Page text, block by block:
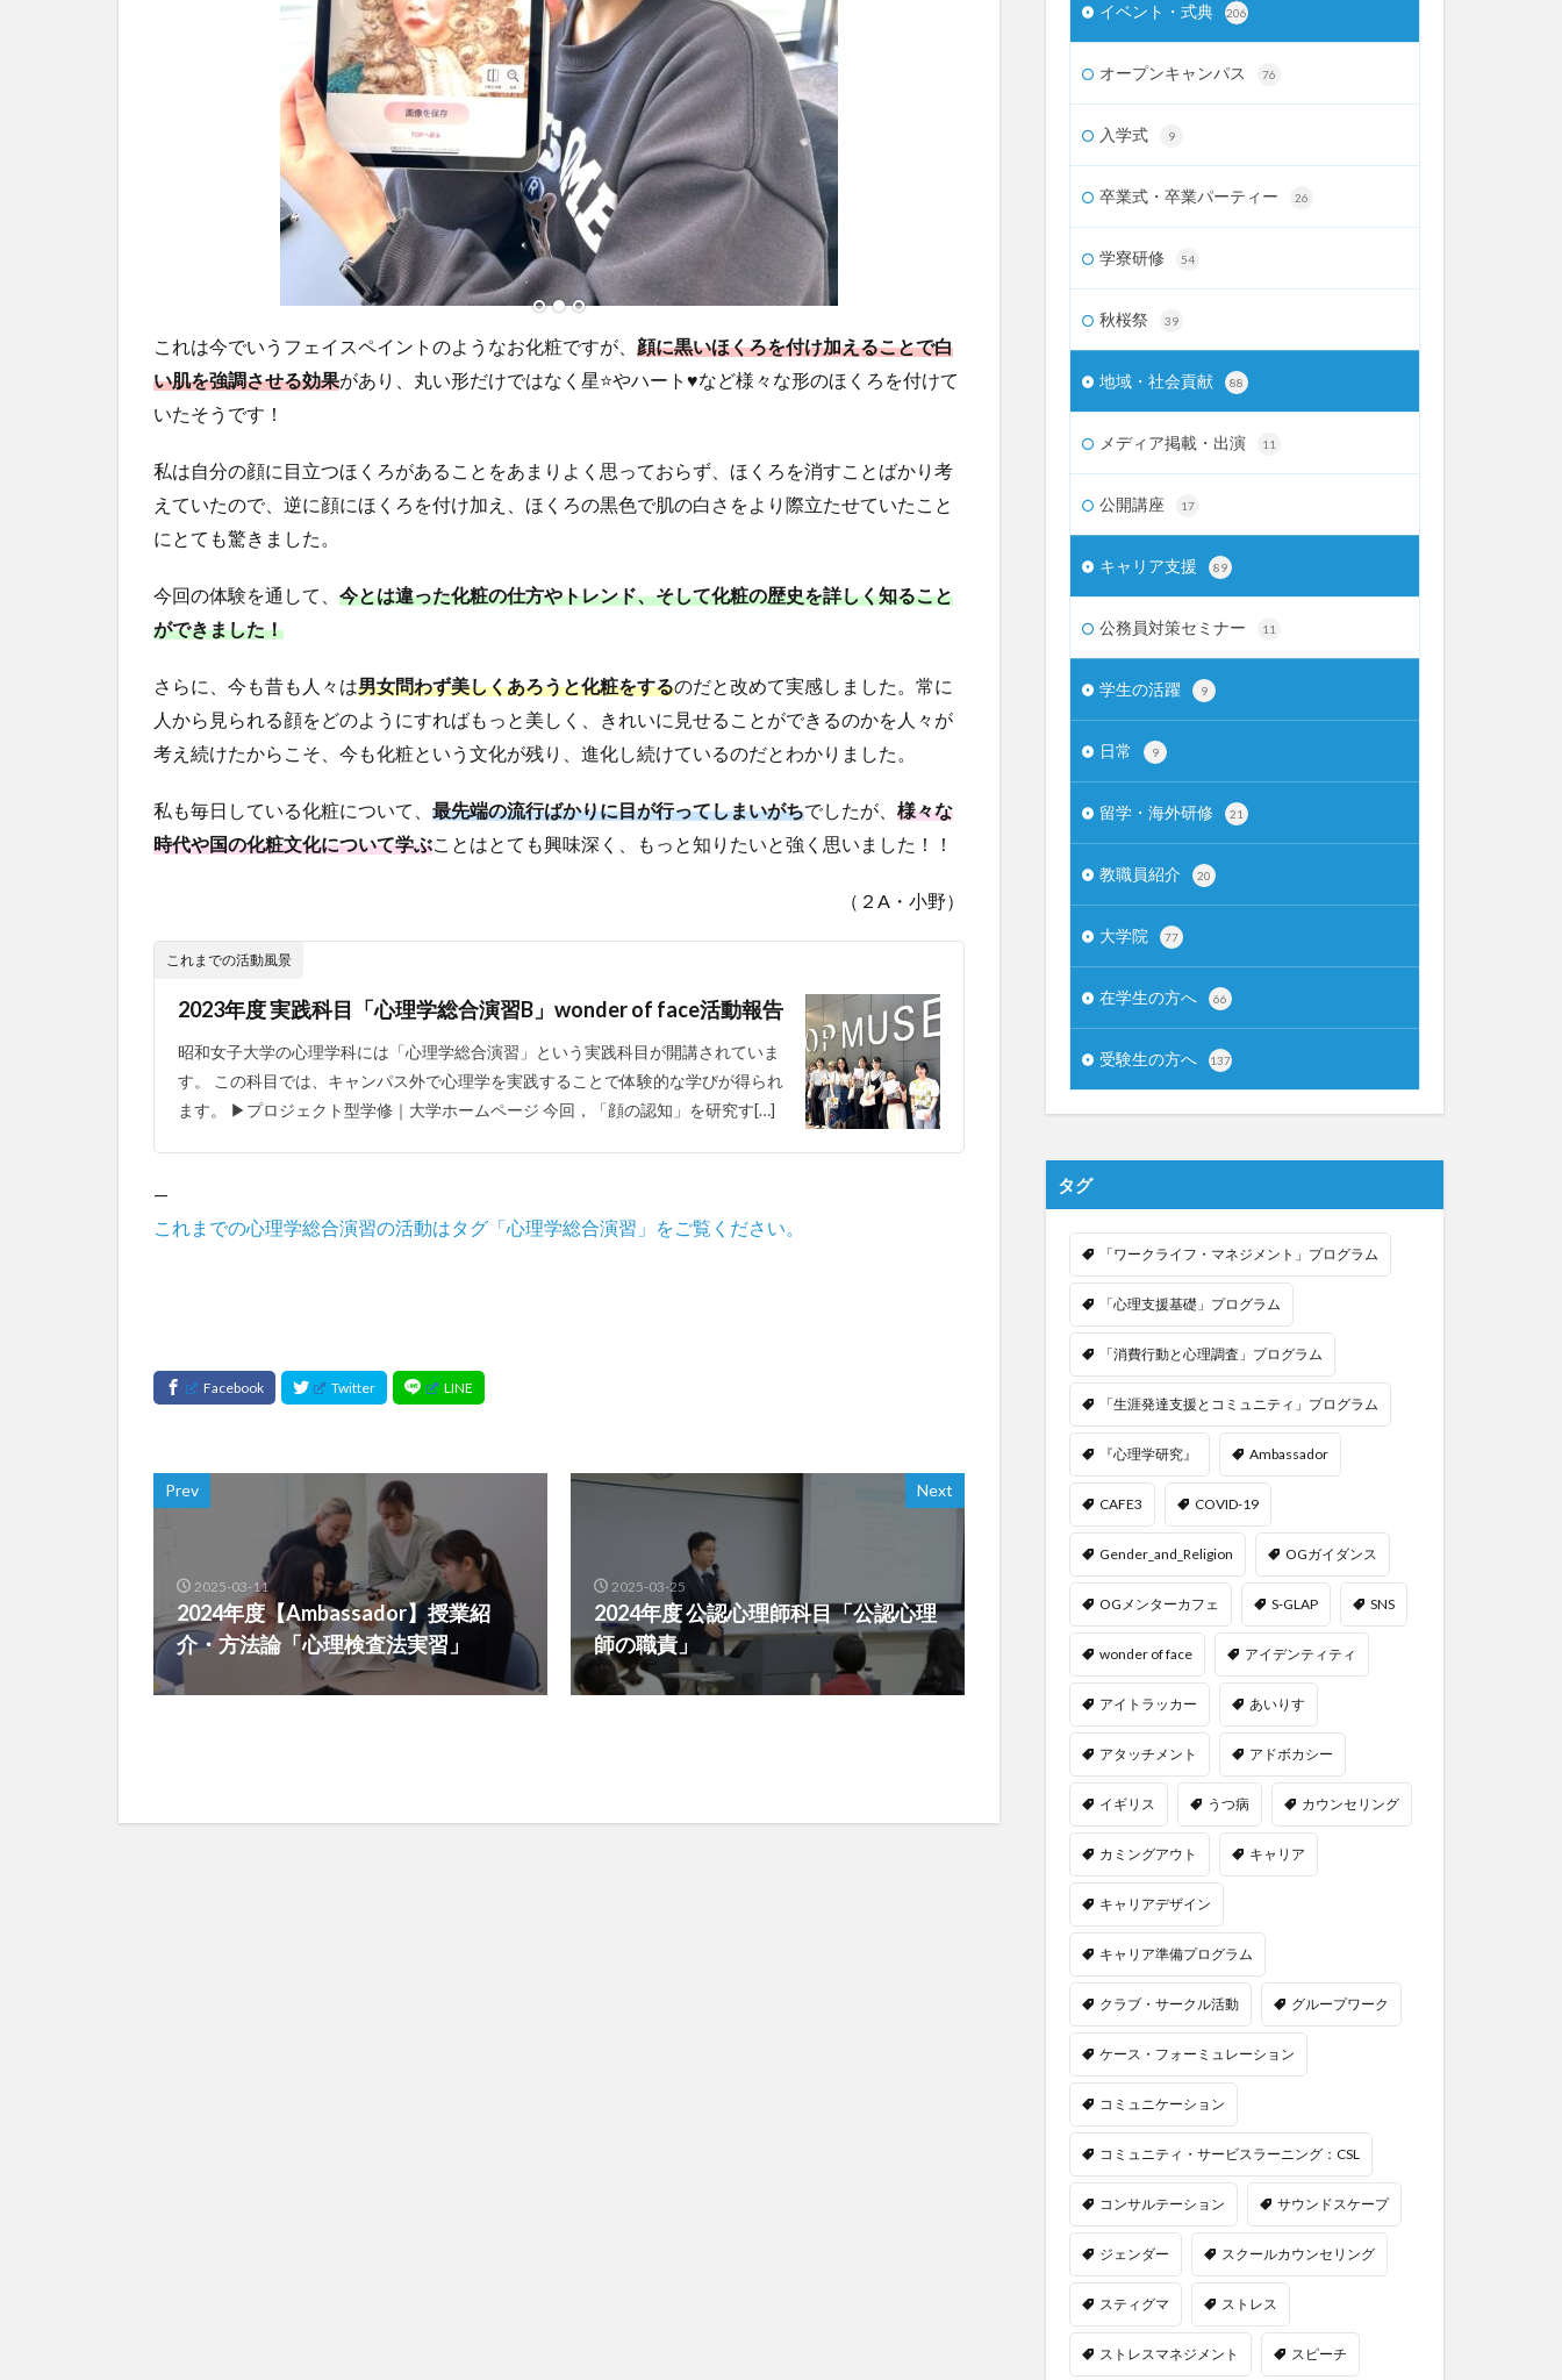
これは今でいうフェイスペイントのようなお化粧ですが、 顔に黒いほくろを付け加えることで白
い肌を強調させる効果があり、丸い形だけではなく星⭐やハート♥️など様々な形のほくろを付けて
いたそうです！
私は自分の顔に目立つほくろがあることをあまりよく思っておらず、ほくろを消すことばかり考
えていたので、逆に顔にほくろを付け加え、ほくろの黒色で肌の白さをより際立たせていたこと
にとても驚きました。
今回の体験を通して、 今とは違った化粧の仕方やトレンド、そして化粧の歴史を詳しく知ること
ができました！
さらに、今も昔も人々は男女問わず美しくあろうと化粧をするのだと改めて実感しました。常に
人から見られる顔をどのようにすればもっと美しく、きれいに見せることができるのかを人々が
考え続けたからこそ、今も化粧という文化が残り、進化し続けているのだとわかりました。
私も毎日している化粧について、 最先端の流行ばかりに目が行ってしまいがちでしたが、 様々な
時代や国の化粧文化について学ぶことはとても興味深く、もっと知りたいと強く思いました！！
（２A・小野）
これまでの活動風景
2023年度 実践科目「心理学総合演習B」wonder of face活動報告
昭和女子大学の心理学科には「心理学総合演習」という実践科目が開講されていま
す。 この科目では、キャンパス外で心理学を実践することで体験的な学びが得られ
ます。 ▶︎プロジェクト型学修｜大学ホームページ 今回，「顔の認知」を研究す[…]
—
これまでの心理学総合演習の活動はタグ「心理学総合演習」をご覧ください。
Prev
2025-03-11
2024年度【Ambassador】授業紹
介・方法論「心理検査法実習」
Next
2025-03-25
2024年度 公認心理師科目「公認心理
師の職責」
イベント・式典 206
オープンキャンパス 76
入学式 9
卒業式・卒業パーティー 26
学寮研修 54
秋桜祭 39
地域・社会貢献 88
メディア掲載・出演 11
公開講座 17
キャリア支援 89
公務員対策セミナー 11
学生の活躍 9
日常 9
留学・海外研修 21
教職員紹介 20
大学院 77
在学生の方へ 66
受験生の方へ 137
タグ
「ワークライフ・マネジメント」プログラム
「心理支援基礎」プログラム
「消費行動と心理調査」プログラム
「生涯発達支援とコミュニティ」プログラム
『心理学研究』 Ambassador
CAFE3 COVID-19
Gender_and_Religion OGガイダンス
OGメンターカフェ S-GLAP SNS
wonder of face アイデンティティ
アイトラッカー あいりす
アタッチメント アドボカシー
イギリス うつ病 カウンセリング
カミングアウト キャリア
キャリアデザイン
キャリア準備プログラム
クラブ・サークル活動 グループワーク
ケース・フォーミュレーション
コミュニケーション
コミュニティ・サービスラーニング：CSL
コンサルテーション サウンドスケープ
ジェンダー スクールカウンセリング
スティグマ ストレス
ストレスマネジメント スピーチ